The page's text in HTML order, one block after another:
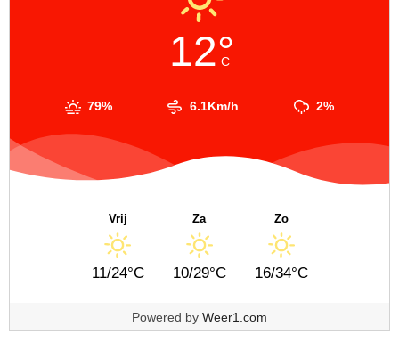
12°
C
79% 6.1Km/h 2%
Vrij
11/24°C
Za
10/29°C
Zo
16/34°C
Powered by Weer1.com